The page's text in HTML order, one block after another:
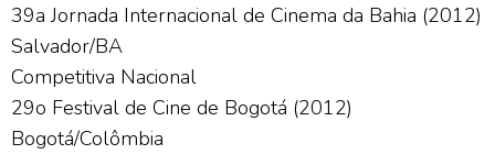
39a Jornada Internacional de Cinema da Bahia (2012)
Salvador/BA
Competitiva Nacional
29o Festival de Cine de Bogotá (2012)
Bogotá/Colômbia